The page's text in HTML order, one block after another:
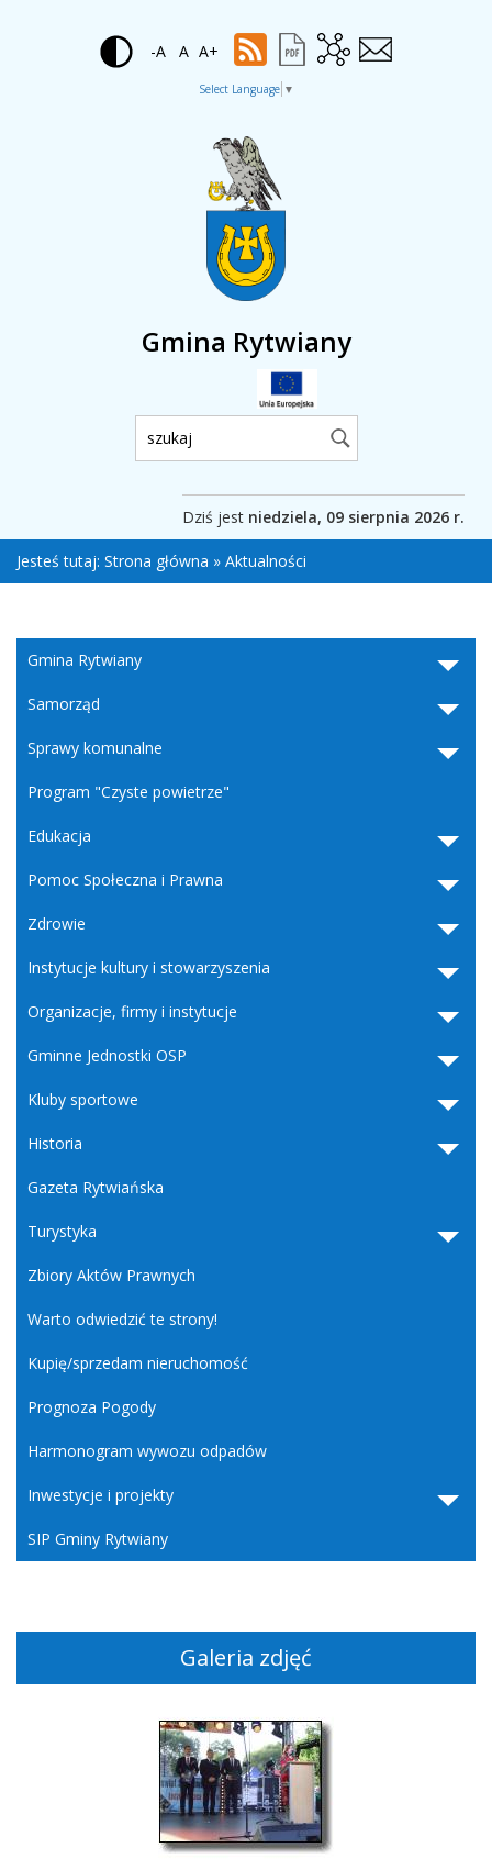
Gmina Rytwiany
-A A A+
Select Language ▼
Dziś jest niedziela, 09 sierpnia 2026 r.
Jesteś tutaj: Strona główna » Aktualności
Gmina Rytwiany
Samorząd
Sprawy komunalne
Program "Czyste powietrze"
Edukacja
Pomoc Społeczna i Prawna
Zdrowie
Instytucje kultury i stowarzyszenia
Organizacje, firmy i instytucje
Gminne Jednostki OSP
Kluby sportowe
Historia
Gazeta Rytwiańska
Turystyka
Zbiory Aktów Prawnych
Warto odwiedzić te strony!
Kupię/sprzedam nieruchomość
Prognoza Pogody
Harmonogram wywozu odpadów
Inwestycje i projekty
SIP Gminy Rytwiany
Galeria zdjęć